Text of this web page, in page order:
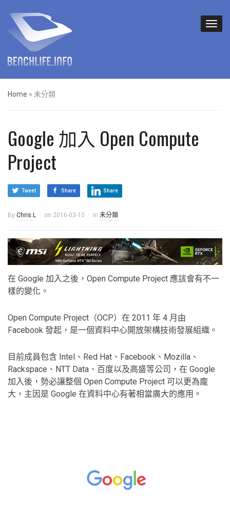
Home » 未分類
Google 加入 Open Compute
Project
Tweet Share Share
By Chris.L on 2016-03-10 in 未分類
在 Google 加入之後，Open Compute Project 應該會有不一
樣的變化。
Open Compute Project（OCP）在 2011 年 4 月由
Facebook 發起，是一個資料中心開放架構技術發展組織。
目前成員包含 Intel、Red Hat、Facebook、Mozilla、
Rackspace、NTT Data、百度以及高盛等公司，在 Google
加入後，勢必讓整個 Open Compute Project 可以更為龐
大，主因是 Google 在資料中心有著相當廣大的應用。